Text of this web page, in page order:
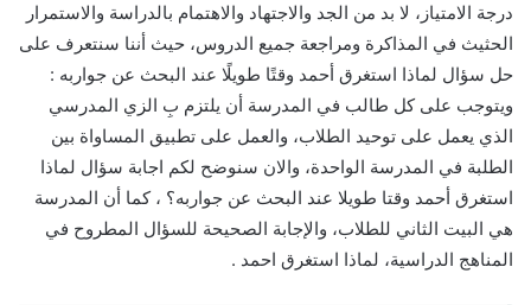
درجة الامتياز، لا بد من الجد والاجتهاد والاهتمام بالدراسة والاستمرار
الحثيث في المذاكرة ومراجعة جميع الدروس، حيث أننا سنتعرف على
حل سؤال لماذا استغرق أحمد وقتًا طويلًا عند البحث عن جواربه :
ويتوجب على كل طالب في المدرسة أن يلتزم بِ الزي المدرسي
الذي يعمل على توحيد الطلاب، والعمل على تطبيق المساواة بين
الطلبة في المدرسة الواحدة، والان سنوضح لكم اجابة سؤال لماذا
استغرق أحمد وقتا طويلا عند البحث عن جواربه؟ ، كما أن المدرسة
هي البيت الثاني للطلاب، والإجابة الصحيحة للسؤال المطروح في
المناهج الدراسية، لماذا استغرق احمد .